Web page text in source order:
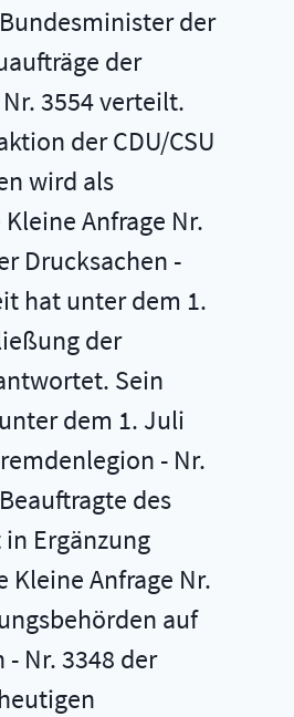
der
der
3554 verteilt.
der CDU/CSU
wird als
Anfrage Nr.
Drucksachen -
hat unter dem 1.
der
Sein
dem 1. Juli
- Nr.
des
Ergänzung
Kleine Anfrage Nr.
auf
Nr. 3348 der